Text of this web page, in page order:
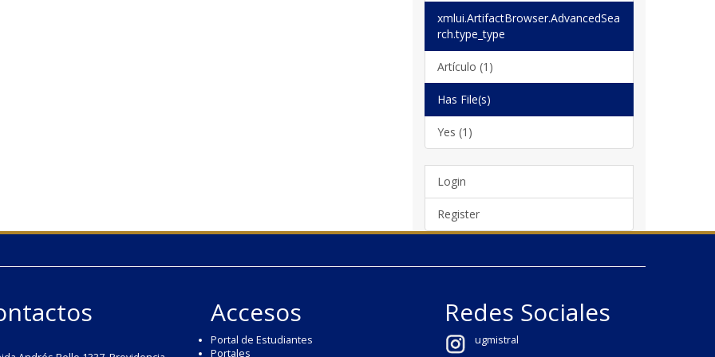
xmlui.ArtifactBrowser.AdvancedSea
rch.type_type
Artículo (1)
Has File(s)
Yes (1)
Login
Register
Accesos
Portal de Estudiantes
Portales
Redes Sociales
ugmistral